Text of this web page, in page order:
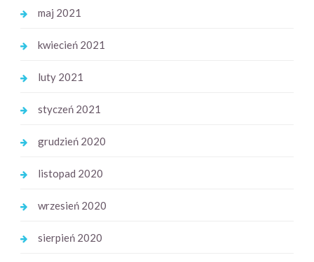
maj 2021
kwiecień 2021
luty 2021
styczeń 2021
grudzień 2020
listopad 2020
wrzesień 2020
sierpień 2020